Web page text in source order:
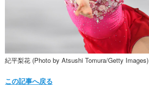
紀平梨花 (Photo by Atsushi Tomura/Getty Images)
この記事へ戻る